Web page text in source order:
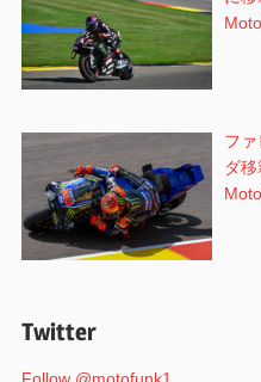
フ
ダ
Twitter
Follow @motofunk1